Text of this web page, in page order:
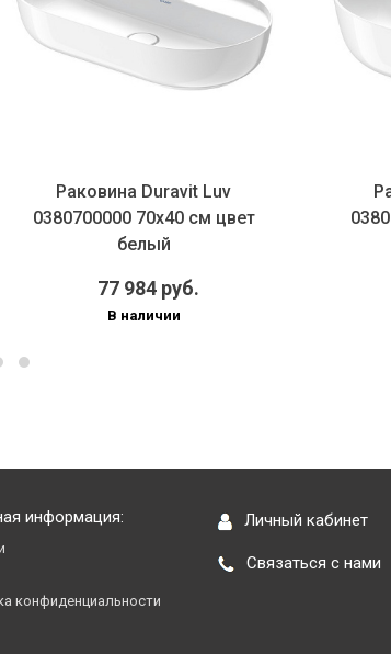
Раковина Duravit Luv
0380700000 70х40 см цвет
белый
77 984 руб.
В наличии
информация:
конфиденциальности
Личный кабинет
Связаться с нами